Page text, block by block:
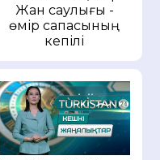
Жан саулығы -
өмір сапасының
кепілі